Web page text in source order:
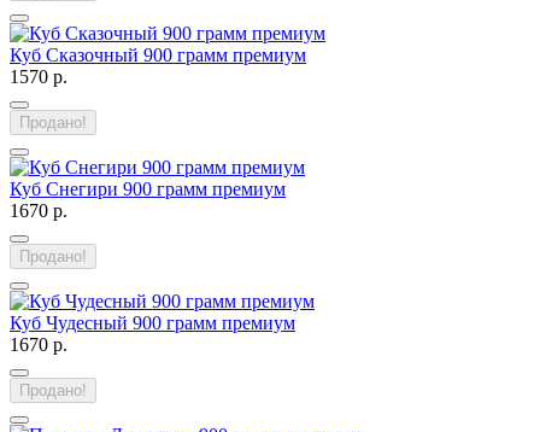
Куб Сказочный 900 грамм премиум
1570 р.
Продано!
Куб Снегири 900 грамм премиум
1670 р.
Продано!
Куб Чудесный 900 грамм премиум
1670 р.
Продано!